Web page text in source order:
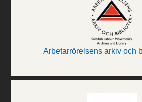
Arbetarrörelsens arkiv och